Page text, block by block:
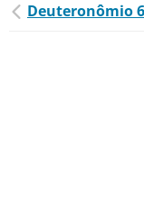
Deuteronômio